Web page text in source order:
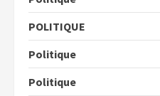
POLITIQUE
Politique
Politique